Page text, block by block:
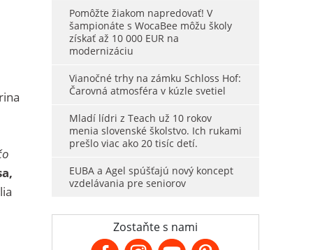
Pomôžte žiakom napredovať! V
šampionáte s WocaBee môžu školy
získať až 10 000 EUR na
modernizáciu
Vianočné trhy na zámku Schloss Hof:
Čarovná atmosféra v kúzle svetiel
Mladí lídri z Teach už 10 rokov
menia slovenské školstvo. Ich rukami
prešlo viac ako 20 tisíc detí.
EUBA a Agel spúšťajú nový koncept
vzdelávania pre seniorov
Zostaňte s nami